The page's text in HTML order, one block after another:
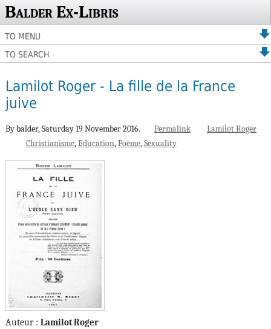
Balder Ex-Libris
TO MENU
TO SEARCH
Lamilot Roger - La fille de la France
juive
By balder,Saturday 19 November 2016. Permalink
Lamilot Roger
Christianisme Education Poème Sexuality
Auteur : Lamilot Roger